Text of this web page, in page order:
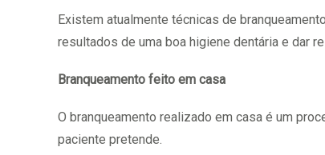
Existem atualmente técnicas de
resultados de uma boa higiene dentária e dar
Branqueamento feito em casa
O branqueamento realizado em casa é um
paciente pretende.